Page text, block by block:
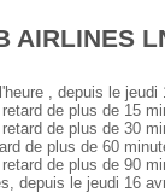
, depuis le jeudi
de plus de 15
de plus de 30
de plus de 60
de plus de 90
depuis le jeudi 16